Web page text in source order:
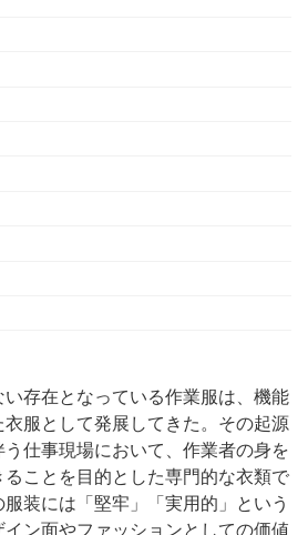
存在となっている作業服は、機能
服として発展してきた。 その起源
仕事現場において、作業者の身を
ことを目的とした専門的な衣類で
装には「堅牢」「実用的」という
ン面やファッションとしての価値